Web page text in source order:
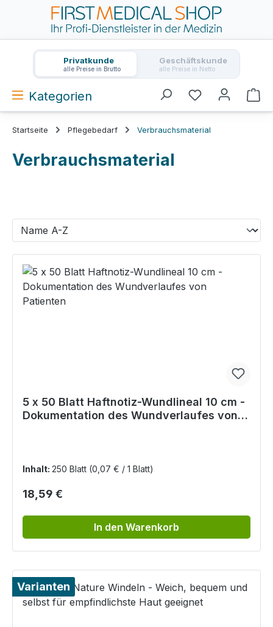
Zum Hauptinhalt springen
Privatkunde
alle Preise in Brutto
Geschäftskunde
alle Preise in Netto
Kategorien
Startseite Pflegebedarf Verbrauchsmaterial
Verbrauchsmaterial
5 x 50 Blatt Haftnotiz-Wundlineal 10 cm -
Dokumentation des Wundverlaufes von
Inhalt: 250 Blatt (0,07 € / 1 Blatt)
Regulärer Preis:
18,59 €
In den Warenkorb
Varianten